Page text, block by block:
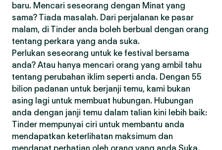
baru. Mencari seseorang dengan Minat yang
sama? Tiada masalah. Dari perjalanan ke pasar
malam, di Tinder anda boleh berbual dengan orang
tentang perkara yang anda suka.
Perlukan seseorang untuk ke festival bersama
anda? Atau hanya mencari orang yang ambil tahu
tentang perubahan iklim seperti anda. Dengan 55
bilion padanan untuk berjanji temu, kami bukan
asing lagi untuk membuat hubungan. Hubungan
anda dengan janji temu dalam talian kini lebih baik:
Tinder mempunyai ciri untuk membantu anda
mendapatkan keterlihatan maksimum dan
mendapat perhatian oleh orang yang anda Suka.